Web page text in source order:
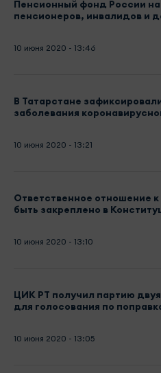
Пенсионный фонд России
пенсионеров, инвалидов и
10 июня 2020 - 13:46
В Татарстане
заболевания
10 июня 2020 - 13:21
Ответственное отношение
быть закреплено в
10 июня 2020 - 13:10
ЦИК РТ получил партию
для голосования по
10 июня 2020 - 13:05